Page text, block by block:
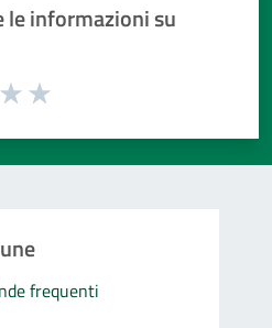
le informazioni su
frequenti